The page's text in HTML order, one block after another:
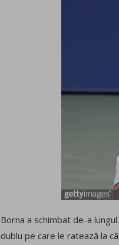
Borna a schimbat de-a
dublu pe care le ratează la